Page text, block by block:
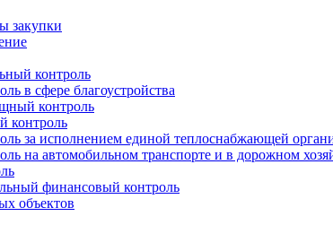
закупки
контроль
в сфере благоустройства
контроль
контроль
за исполнением единой теплоснабжающей
на автомобильном транспорте и в дорожном
финансовый контроль
объектов